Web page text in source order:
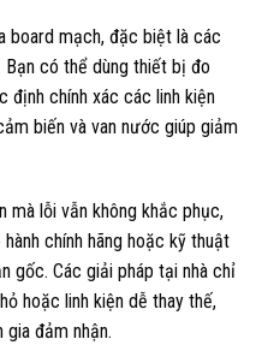
board mạch, đặc biệt là các
Bạn có thể dùng thiết bị đo
định chính xác các linh kiện
biến và van nước giúp giảm
mà lỗi vẫn không khắc phục,
chính hãng hoặc kỹ thuật
gốc. Các giải pháp tại nhà chỉ
hoặc linh kiện dễ thay thế,
đảm nhận.